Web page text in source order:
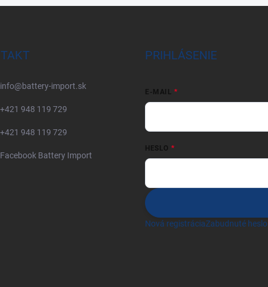
info@battery-import.sk
+421 948 119 729
+421 948 119 729
Facebook Battery Import
PRIHLÁSENIE
E-MAIL
HESLO
Nová registráciaZabudnuté heslo